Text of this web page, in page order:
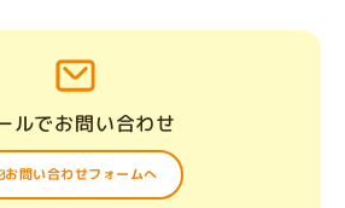
ルでお問い合わせ
お問い合わせフォームへ